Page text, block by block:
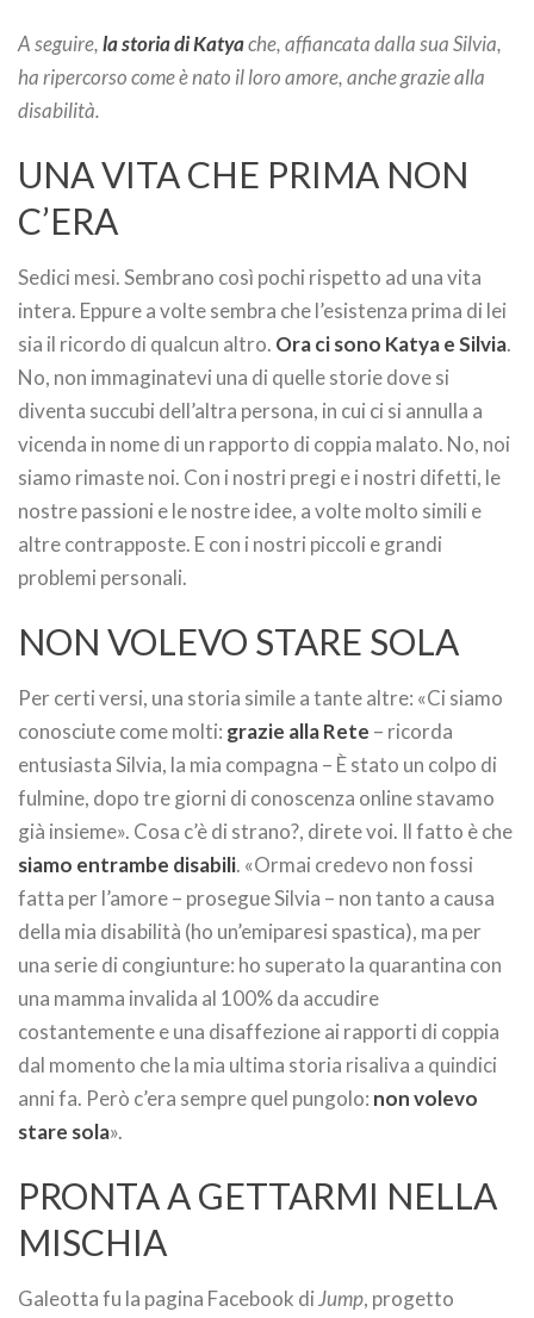
A seguire,la storia di Katyache, affiancata dalla sua Silvia,
ha ripercorso come è nato il loro amore, anche grazie alla
disabilità.
UNA VITA CHE PRIMA NON
C’ERA
Sedici mesi. Sembrano così pochi rispetto ad una vita
intera. Eppure a volte sembra che l’esistenza prima di lei
sia il ricordo di qualcun altro. Ora ci sono Katya e Silvia.
No, non immaginatevi una di quelle storie dove si
diventa succubi dell’altra persona, in cui ci si annulla a
vicenda in nome di un rapporto di coppia malato. No, noi
siamo rimaste noi. Con i nostri pregi e i nostri difetti, le
nostre passioni e le nostre idee, a volte molto simili e
altre contrapposte. E con i nostri piccoli e grandi
problemi personali.
NON VOLEVO STARE SOLA
Per certi versi, una storia simile a tante altre: «Ci siamo
conosciute come molti: grazie alla Rete – ricorda
entusiasta Silvia, la mia compagna – È stato un colpo di
fulmine, dopo tre giorni di conoscenza online stavamo
già insieme». Cosa c’è di strano?, direte voi. Il fatto è che
siamo entrambe disabili. «Ormai credevo non fossi
fatta per l’amore – prosegue Silvia – non tanto a causa
della mia disabilità (ho un’emiparesi spastica), ma per
una serie di congiunture: ho superato la quarantina con
una mamma invalida al 100% da accudire
costantemente e una disaffezione ai rapporti di coppia
dal momento che la mia ultima storia risaliva a quindici
anni fa. Però c’era sempre quel pungolo: non volevo
stare sola».
PRONTA A GETTARMI NELLA
MISCHIA
Galeotta fu la pagina Facebook diJump, progetto